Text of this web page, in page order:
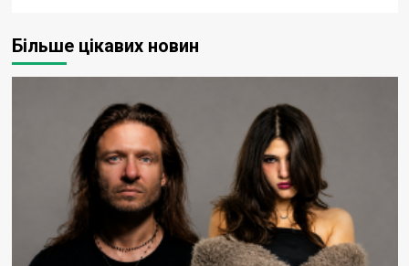
Більше цікавих новин